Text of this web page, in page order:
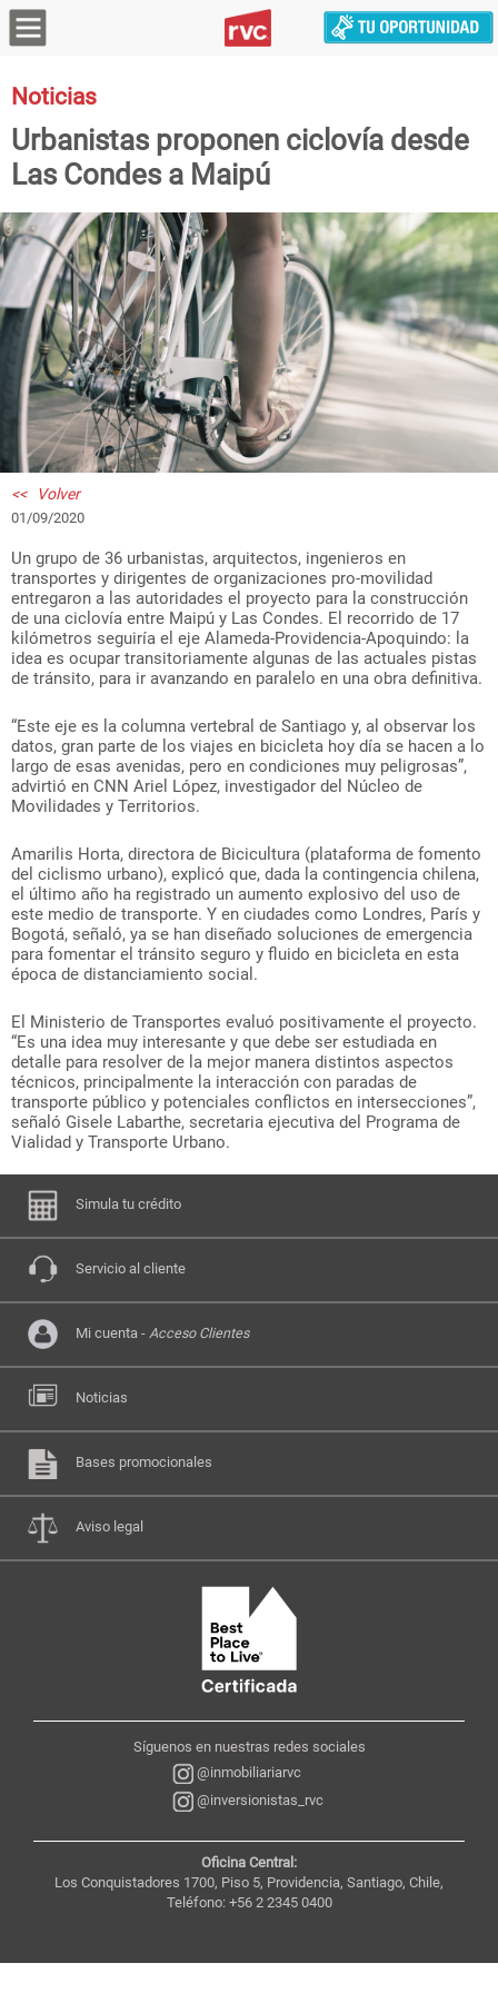
Noticias
Urbanistas proponen ciclovía desde
Las Condes a Maipú
<< Volver
01/09/2020
Un grupo de 36 urbanistas, arquitectos, ingenieros en
transportes y dirigentes de organizaciones pro-movilidad
entregaron a las autoridades el proyecto para la construcción
de una ciclovía entre Maipú y Las Condes. El recorrido de 17
kilómetros seguiría el eje Alameda-Providencia-Apoquindo: la
idea es ocupar transitoriamente algunas de las actuales pistas
de tránsito, para ir avanzando en paralelo en una obra definitiva.
“Este eje es la columna vertebral de Santiago y, al observar los
datos, gran parte de los viajes en bicicleta hoy día se hacen a lo
largo de esas avenidas, pero en condiciones muy peligrosas”,
advirtió en CNN Ariel López, investigador del Núcleo de
Movilidades y Territorios.
Amarilis Horta, directora de Bicicultura (plataforma de fomento
del ciclismo urbano), explicó que, dada la contingencia chilena,
el último año ha registrado un aumento explosivo del uso de
este medio de transporte. Y en ciudades como Londres, París y
Bogotá, señaló, ya se han diseñado soluciones de emergencia
para fomentar el tránsito seguro y fluido en bicicleta en esta
época de distanciamiento social.
El Ministerio de Transportes evaluó positivamente el proyecto.
“Es una idea muy interesante y que debe ser estudiada en
detalle para resolver de la mejor manera distintos aspectos
técnicos, principalmente la interacción con paradas de
transporte público y potenciales conflictos en intersecciones”,
señaló Gisele Labarthe, secretaria ejecutiva del Programa de
Vialidad y Transporte Urbano.
Simula tu crédito
Servicio al cliente
Mi cuenta - Acceso Clientes
Noticias
Bases promocionales
Aviso legal
Síguenos en nuestras redes sociales
@inmobiliariarvc
@inversionistas_rvc
Oficina Central:
Los Conquistadores 1700, Piso 5, Providencia, Santiago, Chile,
Teléfono: +56 2 2345 0400